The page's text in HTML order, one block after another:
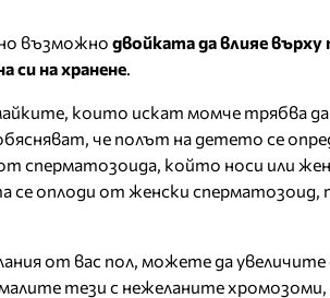
възможно двойката да влияе върху
си на хранене
които искат момче трябва
че полът на детето се
сперматозоида, който носи или
се оплоди от женски сперматозоид,
от вас пол, можете да
тези с нежеланите хромозоми,